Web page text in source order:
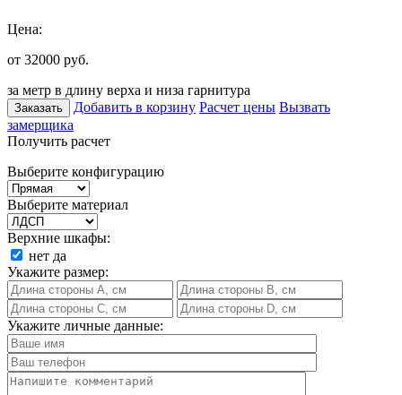
Цена:
от 32000 руб.
за метр в длину верха и низа гарнитура
Заказать Добавить в корзину Расчет цены Вызвать
замерщика
Получить расчет
Выберите конфигурацию
Выберите материал
Верхние шкафы:
нет да
Укажите размер:
Укажите личные данные: